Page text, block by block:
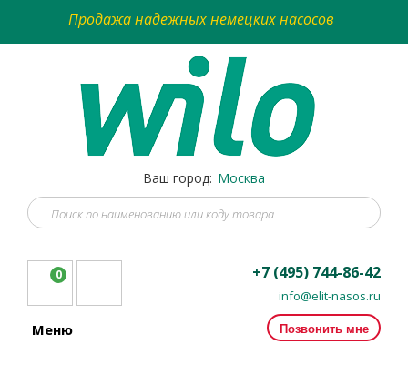
Продажа надежных немецких насосов
Ваш город: Москва
0 +7 (495) 744-86-42
info@elit-nasos.ru
Позвонить мне
Меню